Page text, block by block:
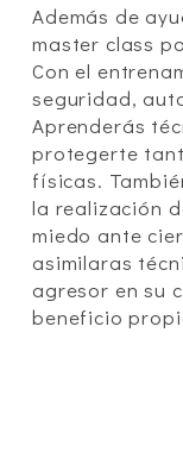
Además de
master class
Con el
seguridad,
Aprenderás
protegerte
físicas.
la realización
miedo ante
asimilaras
agresor en su
beneficio